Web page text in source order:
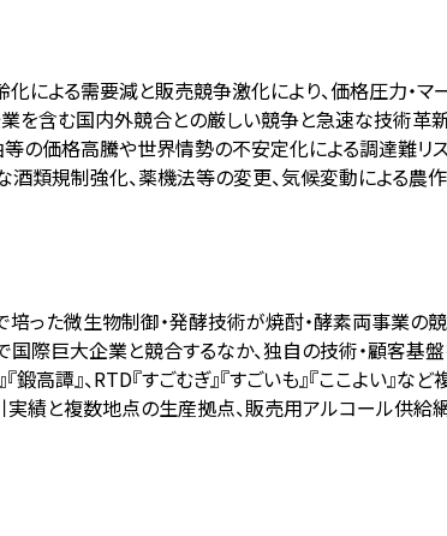
による需要減と販売競争激化により、価格圧力・
含む国内外競合との厳しい競争と急速な技術革
の価格高騰や世界情勢の不安定化による調達難リ
類規制強化、薬機法等の変更、気候変動による
った微生物制御・発酵技術が焼酎・酵素両事業の競
際巨大企業と競合するなか、独自の技術・顧客基
鍛高譚』、RTD『すごむぎ』『すごいも』『ここよい』
績と複数地点の生産拠点、販売用アルコール供給